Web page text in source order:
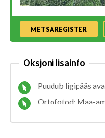
METSAREGISTER
Oksjoni lisainfo
Puudub ligipääs
Ortofotod: Maa-